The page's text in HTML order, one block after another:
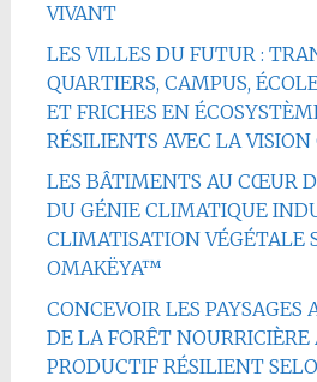
VIVANT
LES VILLES DU FUTUR :
QUARTIERS, CAMPUS,
ET FRICHES EN
RÉSILIENTS AVEC LA
LES BÂTIMENTS AU CŒUR
DU GÉNIE CLIMATIQUE
CLIMATISATION VÉGÉTALE
OMAKËYA™
CONCEVOIR LES PAYSAGES
DE LA FORÊT
PRODUCTIF RÉSILIENT